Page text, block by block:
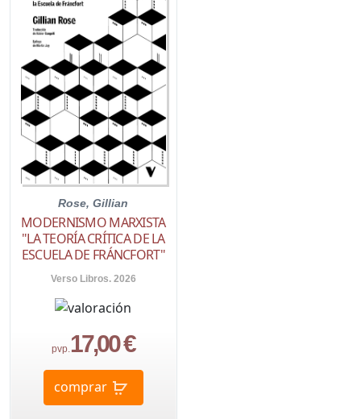
Rose, Gillian
MODERNISMO MARXISTA
"LA TEORÍA CRÍTICA DE LA
ESCUELA DE FRÁNCFORT"
Verso Libros. 2026
pvp.17,00 €
comprar